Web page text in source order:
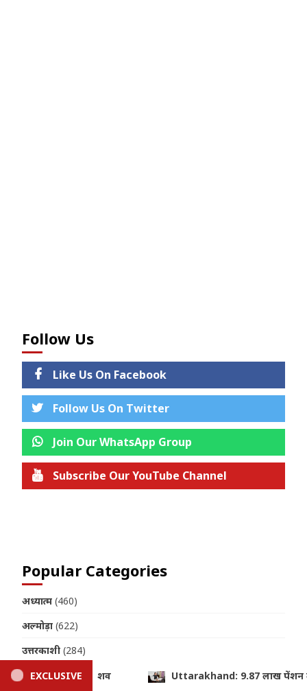
Follow Us
Like Us On Facebook
Follow Us On Twitter
Join Our WhatsApp Group
Subscribe Our YouTube Channel
Popular Categories
अध्यात्म (460)
अल्मोड़ा (622)
उत्तरकाशी (284)
उत्तरप्रदेश(119)
EXCLUSIVE
लाख पेंशन लाभार्थियों को ₹146.32 करोड़ की सौगात, CM धामी ने DBT से